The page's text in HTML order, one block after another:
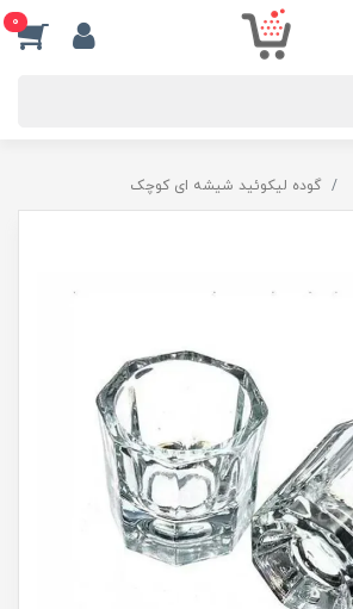
0
گوده لیکوئید شیشه ای کوچک